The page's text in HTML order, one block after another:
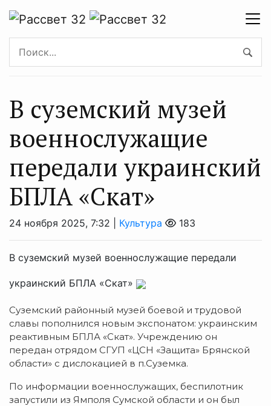
В суземский музей
военнослужащие
передали украинский
БПЛА «Скат»
24 ноября 2025, 7:32 | Культура 183
В суземский музей военнослужащие передали
украинский БПЛА «Скат»
Суземский районный музей боевой и трудовой
славы пополнился новым экспонатом: украинским
реактивным БПЛА «Скат». Учреждению он
передан отрядом СГУП «ЦСН «Защита» Брянской
области» с дислокацией в п.Суземка.
По информации военнослужащих, беспилотник
запустили из Ямполя Сумской области и он был